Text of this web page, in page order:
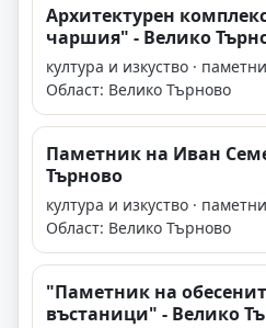
Архитектурен
чаршия" - Велико
култура и изкуство ·
Област: Велико Търново
Паметник на Иван
Търново
култура и изкуство ·
Област: Велико Търново
"Паметник на
въстаници" - Велико